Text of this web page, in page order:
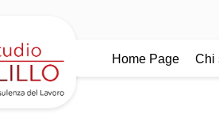
Home Page Chi